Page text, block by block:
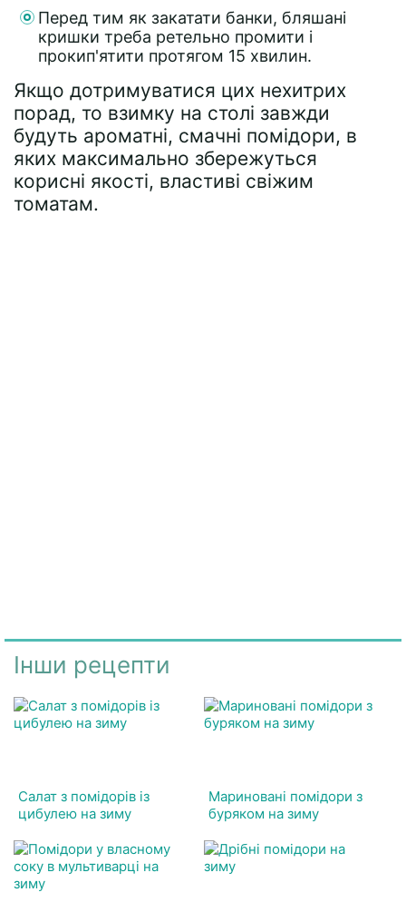
Перед тим як закатати банки, бляшані
кришки треба ретельно промити і
прокип'ятити протягом 15 хвилин.
Якщо дотримуватися цих нехитрих
порад, то взимку на столі завжди
будуть ароматні, смачні помідори, в
яких максимально збережуться
корисні якості, властиві свіжим
томатам.
Інши рецепти
Салат з помідорів із
цибулею на зиму
Мариновані помідори з
буряком на зиму